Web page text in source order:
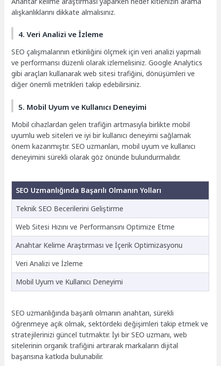
alışkanlıklarını dikkate almalısınız.
4. Veri Analizi ve İzleme
SEO çalışmalarının etkinliğini ölçmek için veri analizi yapmalı
ve performansı düzenli olarak izlemelisiniz. Google Analytics
gibi araçları kullanarak web sitesi trafiğini, dönüşümleri ve
diğer önemli metrikleri takip edebilirsiniz.
5. Mobil Uyum ve Kullanıcı Deneyimi
Mobil cihazlardan gelen trafiğin artmasıyla birlikte mobil
uyumlu web siteleri ve iyi bir kullanıcı deneyimi sağlamak
önem kazanmıştır. SEO uzmanları, mobil uyum ve kullanıcı
deneyimini sürekli olarak göz önünde bulundurmalıdır.
SEO Uzmanlığında Başarılı Olmanın Yolları
Teknik SEO Becerilerini Geliştirme
Web Sitesi Hızını ve Performansını Optimize Etme
Anahtar Kelime Araştırması ve İçerik Optimizasyonu
Veri Analizi ve İzleme
Mobil Uyum ve Kullanıcı Deneyimi
SEO uzmanlığında başarılı olmanın anahtarı, sürekli
öğrenmeye açık olmak, sektördeki değişimleri takip etmek ve
stratejilerinizi güncel tutmaktır. İyi bir SEO uzmanı, web
sitelerinin organik trafiğini artırarak markaların dijital
başarısına katkıda bulunabilir.